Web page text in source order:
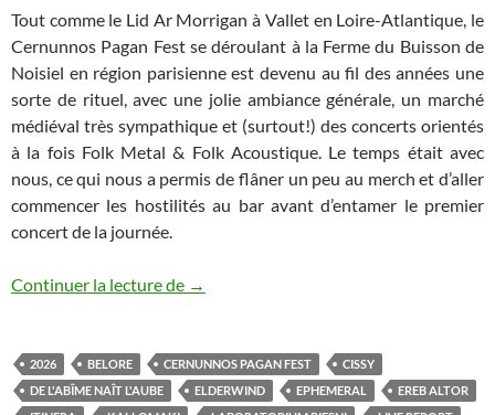
Tout comme le Lid Ar Morrigan à Vallet en Loire-Atlantique, le
Cernunnos Pagan Fest se déroulant à la Ferme du Buisson de
Noisiel en région parisienne est devenu au fil des années une
sorte de rituel, avec une jolie ambiance générale, un marché
médiéval très sympathique et (surtout!) des concerts orientés
à la fois Folk Metal & Folk Acoustique. Le temps était avec
nous, ce qui nous a permis de flâner un peu au merch et d’aller
commencer les hostilités au bar avant d’entamer le premier
concert de la journée.
Continuer la lecture de Cernunnos Pagan Fest XVI
→
2026 BELORE CERNUNNOS PAGAN FEST
CISSY
DE L'ABÎME NAÎT L'AUBE
ELDERWIND EPHEMERAL
EREB ALTOR